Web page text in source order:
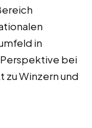
in
bei
Winzern und